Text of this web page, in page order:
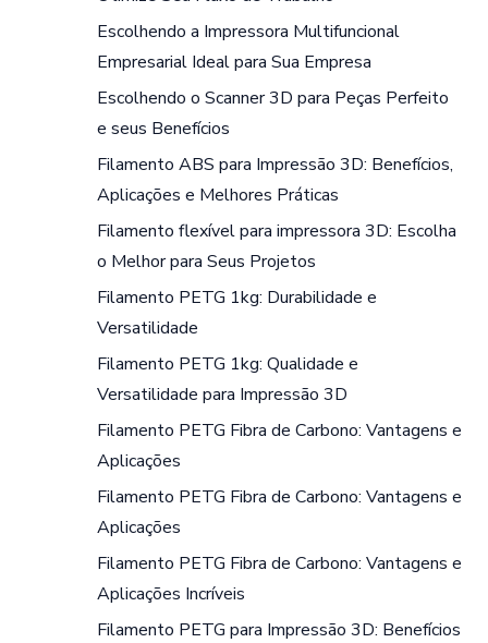
Escolhendo a Impressora Multifuncional
Empresarial Ideal para Sua Empresa
Escolhendo o Scanner 3D para Peças Perfeito
e seus Benefícios
Filamento ABS para Impressão 3D: Benefícios,
Aplicações e Melhores Práticas
Filamento flexível para impressora 3D: Escolha
o Melhor para Seus Projetos
Filamento PETG 1kg: Durabilidade e
Versatilidade
Filamento PETG 1kg: Qualidade e
Versatilidade para Impressão 3D
Filamento PETG Fibra de Carbono: Vantagens e
Aplicações
Filamento PETG Fibra de Carbono: Vantagens e
Aplicações
Filamento PETG Fibra de Carbono: Vantagens e
Aplicações Incríveis
Filamento PETG para Impressão 3D: Benefícios